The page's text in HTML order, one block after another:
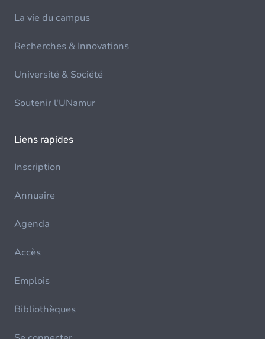
La vie du campus
Recherches & Innovations
Université & Société
Soutenir l'UNamur
Liens rapides
Inscription
Annuaire
Agenda
Accès
Emplois
Bibliothèques